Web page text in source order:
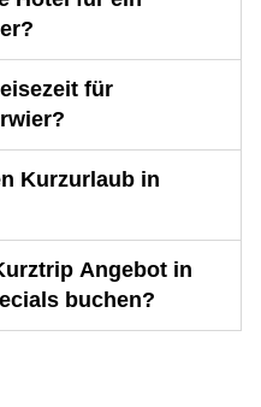
für
Kurzurlaub in
Angebot in
buchen?